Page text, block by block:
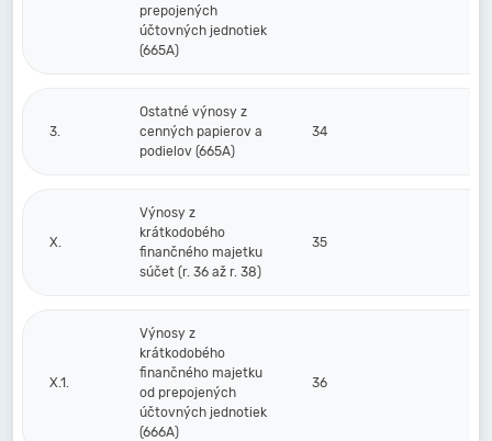
prepojených
účtovných jednotiek
(665A)
3.
Ostatné výnosy z
cenných papierov a
podielov (665A)
34
X.
Výnosy z
krátkodobého
finančného majetku
súčet (r. 36 až r. 38)
35
X.1.
Výnosy z
krátkodobého
finančného majetku
od prepojených
účtovných jednotiek
(666A)
36